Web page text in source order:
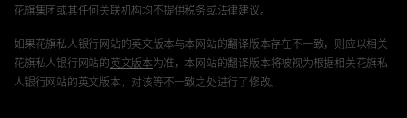
花旗集团或其任何关联机构均不提供税务或法律建议。
如果花旗私人银行网站的英文版本与本网站的翻译版本存在不一致，则应以相关
花旗私人银行网站的英文版本为准，本网站的翻译版本将被视为根据相关花旗私
人银行网站的英文版本，对该等不一致之处进行了修改。